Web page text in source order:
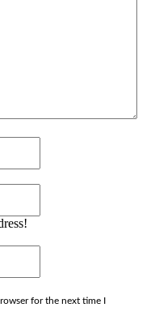
for the next time I